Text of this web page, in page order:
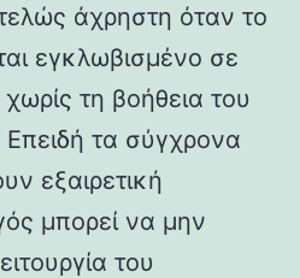
άχρηστη όταν το
εγκλωβισμένο σε
τη βοήθεια του
τα σύγχρονα
εξαιρετική
μπορεί να μην
του